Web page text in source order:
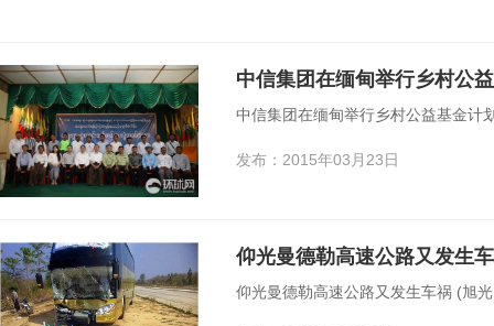
中信集团在缅甸举行乡村公
中信集团在缅甸举行乡村公益基金计
发布：2015年03月23日
仰光曼德勒高速公路又发生
仰光曼德勒高速公路又发生车祸 (旭